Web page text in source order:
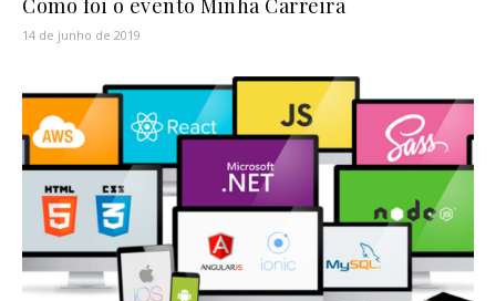
Como foi o evento Minha Carreira
14 de junho de 2019